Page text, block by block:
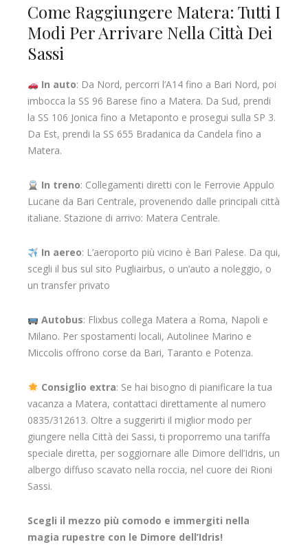
Come Raggiungere Matera: Tutti I
Modi Per Arrivare Nella Città Dei
Sassi
In auto: Da Nord, percorri l’A14 fino a Bari Nord, poi
imbocca la SS 96 Barese fino a Matera. Da Sud, prendi
la SS 106 Jonica fino a Metaponto e prosegui sulla SP 3.
Da Est, prendi la SS 655 Bradanica da Candela fino a
Matera.
In treno: Collegamenti diretti con le Ferrovie Appulo
Lucane da Bari Centrale, provenendo dalle principali città
italiane. Stazione di arrivo: Matera Centrale.
In aereo: L’aeroporto più vicino è Bari Palese. Da qui,
scegli il bus sul sito Pugliairbus, o un’auto a noleggio, o
un transfer privato
Autobus: Flixbus collega Matera a Roma, Napoli e
Milano. Per spostamenti locali, Autolinee Marino e
Miccolis offrono corse da Bari, Taranto e Potenza.
Consiglio extra: Se hai bisogno di pianificare la tua
vacanza a Matera, contattaci direttamente al numero
0835/312613. Oltre a suggerirti il miglior modo per
giungere nella Città dei Sassi, ti proporremo una tariffa
speciale diretta, per soggiornare alle Dimore dell’Idris, un
albergo diffuso scavato nella roccia, nel cuore dei Rioni
Sassi.
Scegli il mezzo più comodo e immergiti nella
magia rupestre con le Dimore dell’Idris!